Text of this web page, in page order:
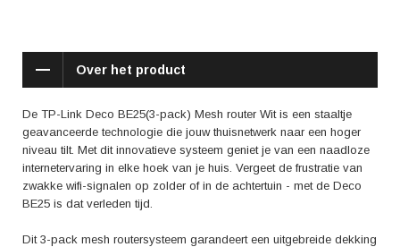
Over het product
De TP-Link Deco BE25(3-pack) Mesh router Wit is een staaltje
geavanceerde technologie die jouw thuisnetwerk naar een hoger
niveau tilt. Met dit innovatieve systeem geniet je van een naadloze
internetervaring in elke hoek van je huis. Vergeet de frustratie van
zwakke wifi-signalen op zolder of in de achtertuin - met de Deco
BE25 is dat verleden tijd.
Dit 3-pack mesh routersysteem garandeert een uitgebreide dekking